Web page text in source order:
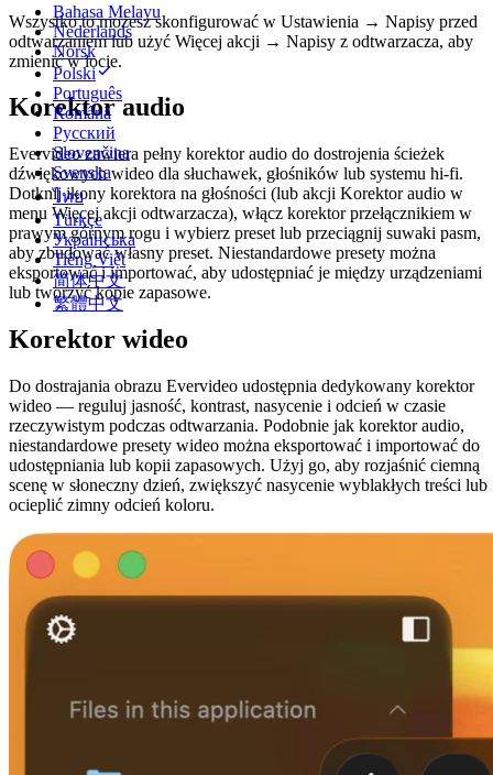
Bahasa Melayu
Nederlands
Norsk
Polski
Português
Română
Русский
Slovenčina
Svenska
ไทย
Türkçe
Українська
Tiếng Việt
简体中文
繁體中文
Wszystko to możesz skonfigurować w Ustawienia → Napisy przed
odtwarzaniem lub użyć Więcej akcji → Napisy z odtwarzacza, aby
zmienić w locie.
Korektor audio
Evervideo zawiera pełny korektor audio do dostrojenia ścieżek
dźwiękowych wideo dla słuchawek, głośników lub systemu hi-fi.
Dotknij ikony korektora na głośności (lub akcji Korektor audio w
menu Więcej akcji odtwarzacza), włącz korektor przełącznikiem w
prawym górnym rogu i wybierz preset lub przeciągnij suwaki pasm,
aby zbudować własny preset. Niestandardowe presety można
eksportować i importować, aby udostępniać je między urządzeniami
lub tworzyć kopie zapasowe.
Korektor wideo
Do dostrajania obrazu Evervideo udostępnia dedykowany korektor
wideo — reguluj jasność, kontrast, nasycenie i odcień w czasie
rzeczywistym podczas odtwarzania. Podobnie jak korektor audio,
niestandardowe presety wideo można eksportować i importować do
udostępniania lub kopii zapasowych. Użyj go, aby rozjaśnić ciemną
scenę w słoneczny dzień, zwiększyć nasycenie wyblakłych treści lub
ocieplić zimny odcień koloru.